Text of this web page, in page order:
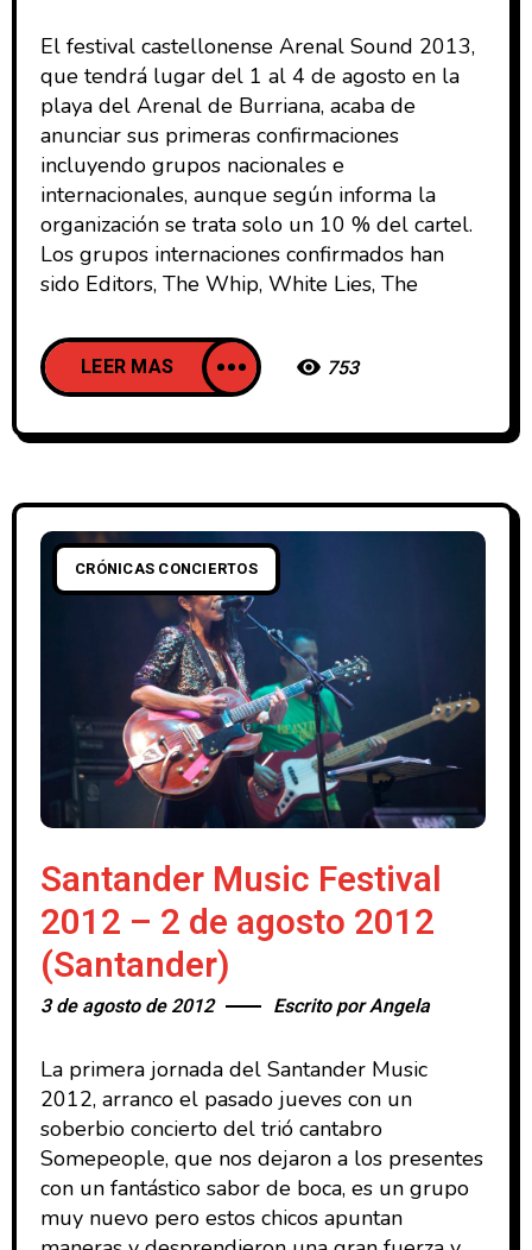
El festival castellonense Arenal Sound 2013,
que tendrá lugar del 1 al 4 de agosto en la
playa del Arenal de Burriana, acaba de
anunciar sus primeras confirmaciones
incluyendo grupos nacionales e
internacionales, aunque según informa la
organización se trata solo un 10 % del cartel.
Los grupos internaciones confirmados han
sido Editors, The Whip, White Lies, The
LEER MAS 753
CRÓNICAS CONCIERTOS
Santander Music Festival
2012 – 2 de agosto 2012
(Santander)
3 de agosto de 2012 Escrito porAngela
La primera jornada del Santander Music
2012, arranco el pasado jueves con un
soberbio concierto del trió cantabro
Somepeople, que nos dejaron a los presentes
con un fantástico sabor de boca, es un grupo
muy nuevo pero estos chicos apuntan